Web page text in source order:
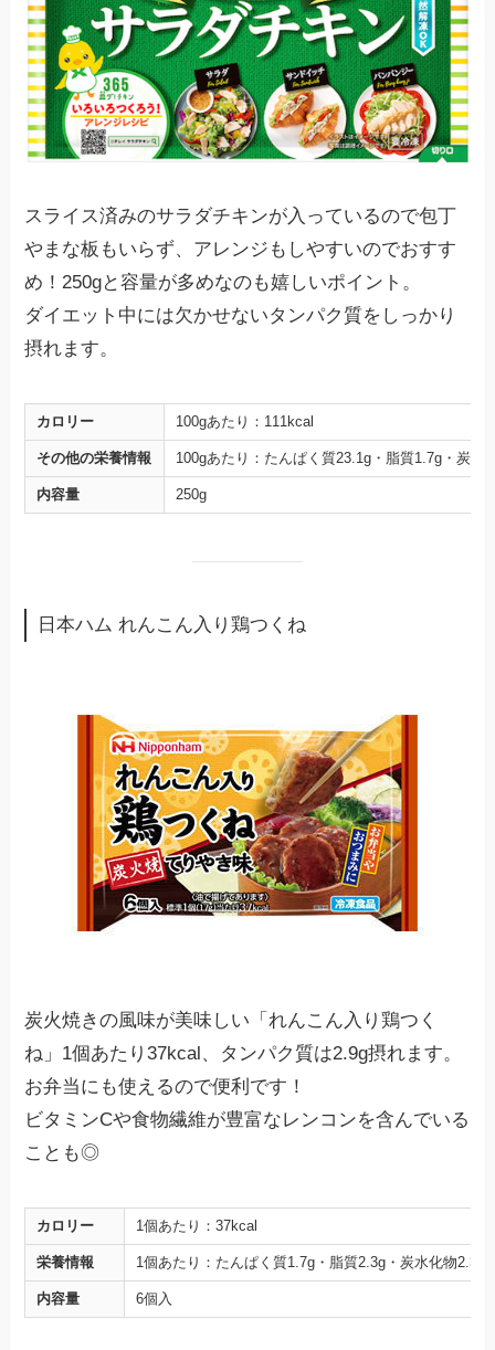
スライス済みのサラダチキンが入っているので包丁
やまな板もいらず、アレンジもしやすいのでおすす
め！250gと容量が多めなのも嬉しいポイント。
ダイエット中には欠かせないタンパク質をしっかり
摂れます。
カロリー 100gあたり：111kcal
その他の栄養情報 100gあたり：たんぱく質23.1g・脂質1.7g・炭
内容量 250g
日本ハム れんこん入り鶏つくね
炭火焼きの風味が美味しい「れんこん入り鶏つく
ね」1個あたり37kcal、タンパク質は2.9g摂れます。
お弁当にも使えるので便利です！
ビタミンCや食物繊維が豊富なレンコンを含んでいる
ことも◎
カロリー 1個あたり：37kcal
栄養情報 1個あたり：たんぱく質1.7g・脂質2.3g・炭水化物2.3g
内容量 6個入